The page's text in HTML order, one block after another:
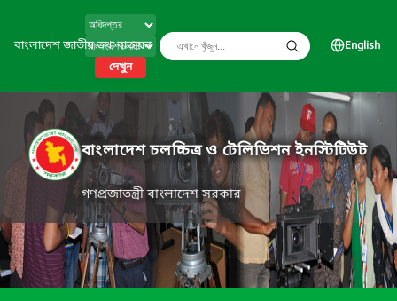
বাংলাদেশ জাতীয় তথ্য বাতায়ন
দেখুন
English
বাংলাদেশ চলচ্চিত্র ও টেলিভিশন ইনস্টিটিউট
গণপ্রজাতন্ত্রী বাংলাদেশ সরকার